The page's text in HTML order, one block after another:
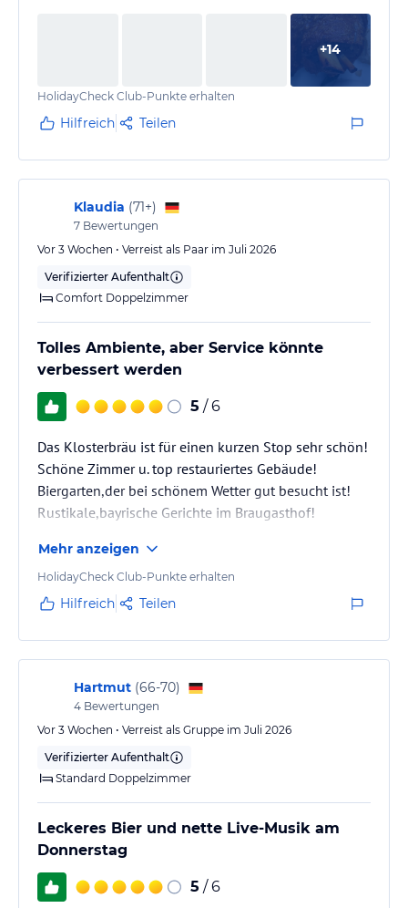
sollte sich der Koch mal Gedanken machen. Geht
man super leckeres Essen und zu fairen Preise+14
HolidayCheck Club-Punkte erhalten
Hilfreich Teilen
Klaudia (71+)
7 Bewertungen
Vor 3 Wochen • Verreist als Paar im Juli 2026
Verifizierter Aufenthalt
Comfort Doppelzimmer
Tolles Ambiente, aber Service könnte
verbessert werden
5 / 6
Das Klosterbräu ist für einen kurzen Stop sehr schön!
Schöne Zimmer u. top restauriertes Gebäude!
Biergarten,der bei schönem Wetter gut besucht ist!
Rustikale,bayrische Gerichte im Braugasthof!
Mehr anzeigen
HolidayCheck Club-Punkte erhalten
Hilfreich Teilen
Hartmut (66-70)
4 Bewertungen
Vor 3 Wochen • Verreist als Gruppe im Juli 2026
Verifizierter Aufenthalt
Standard Doppelzimmer
Leckeres Bier und nette Live-Musik am
Donnerstag
5 / 6